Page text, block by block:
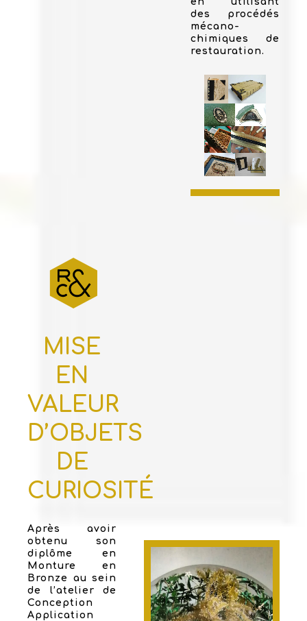
des procédés
mécano-
chimiques de
restauration.
MISE
EN
VALEUR
D’OBJETS
DE
CURIOSITÉ
Après avoir
obtenu son
diplôme en
Monture en
Bronze au sein
de l’atelier de
Conception
Application